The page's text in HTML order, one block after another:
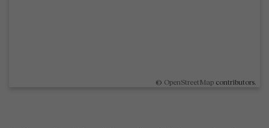
© OpenStreetMap contributors.